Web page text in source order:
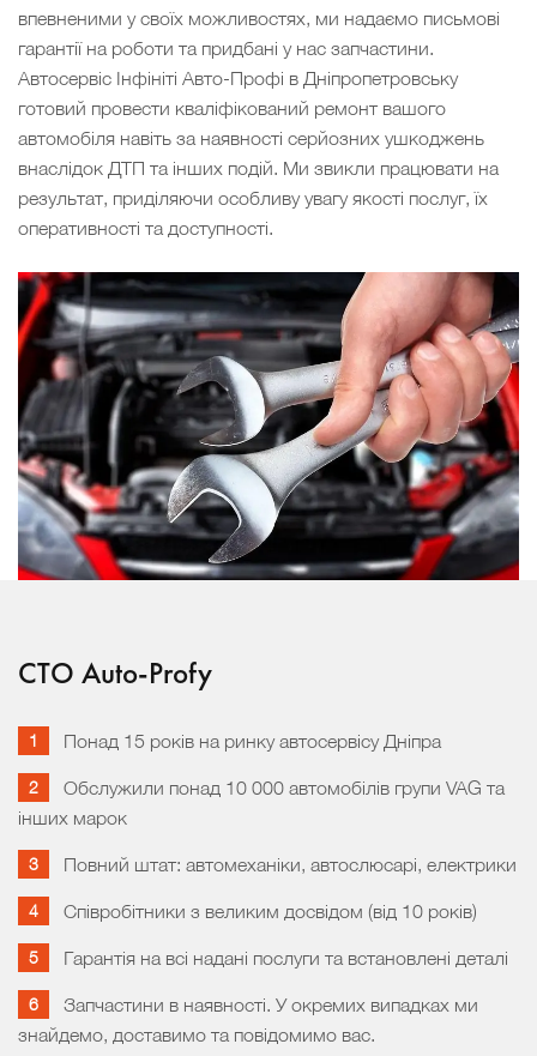
впевненими у своїх можливостях, ми надаємо письмові
гарантії на роботи та придбані у нас запчастини.
Автосервіс Інфініті Авто-Профі в Дніпропетровську
готовий провести кваліфікований ремонт вашого
автомобіля навіть за наявності серйозних ушкоджень
внаслідок ДТП та інших подій. Ми звикли працювати на
результат, приділяючи особливу увагу якості послуг, їх
оперативності та доступності.
СТО Auto-Profy
Понад 15 років на ринку автосервісу Дніпра
Обслужили понад 10 000 автомобілів групи VAG та
інших марок
Повний штат: автомеханіки, автослюсарі, електрики
Співробітники з великим досвідом (від 10 років)
Гарантія на всі надані послуги та встановлені деталі
Запчастини в наявності. У окремих випадках ми
знайдемо, доставимо та повідомимо вас.